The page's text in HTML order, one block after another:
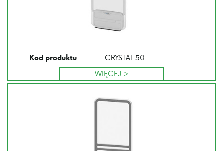
Kod produktu
CRYSTAL 50
WIĘCEJ >